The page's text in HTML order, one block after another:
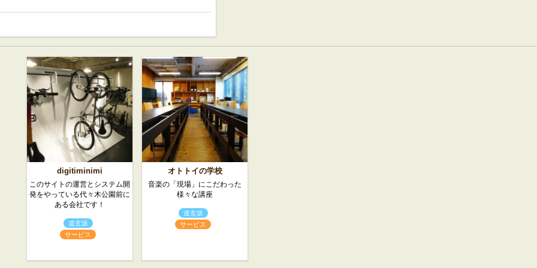
digitiminimi
このサイトの運営とシステム開
発をやっている代々木公園前に
ある会社です！
道玄坂
サービス
オトトイの学校
音楽の「現場」にこだわった
様々な講座
道玄坂
サービス